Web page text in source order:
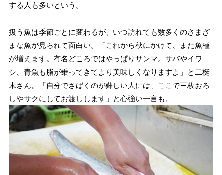
その他
する人も多いという。
扱う魚は季節ごとに変わるが、いつ訪れても数多くのさまざ
まな魚が見られて面白い。「これから秋にかけて、また魚種
が増えます。有名どころではやっぱりサンマ。サバやイワ
シ、青魚も脂が乗ってきてより美味しくなりますよ」と二梃
木さん。「自分でさばくのが難しい人には、ここで三枚おろ
しやサクにしてお渡しします」と心強い一言も。